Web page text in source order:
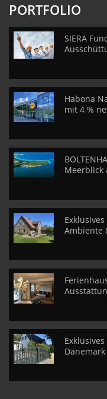
PORTFOLIO
SIERA
Habona
mit 4 %
Meerblick
Exklusives
Ambiente
Dänemark